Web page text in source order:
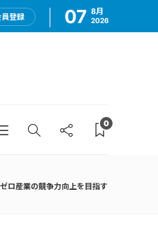
登録 07 8月
2026
0
ロ産業の競争力向上を目指す